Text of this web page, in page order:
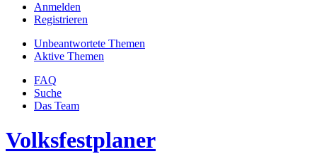
Anmelden
Registrieren
Unbeantwortete Themen
Aktive Themen
FAQ
Suche
Das Team
Volksfestplaner